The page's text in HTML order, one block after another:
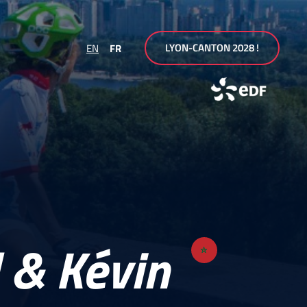
EN FR LYON-CANTON 2028 !
Kévin